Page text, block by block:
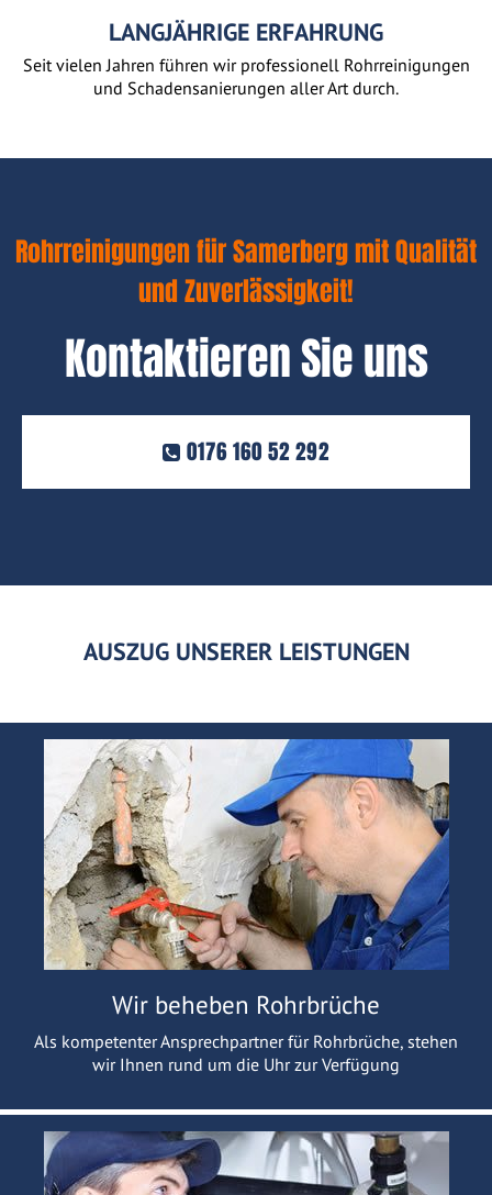
LANGJÄHRIGE ERFAHRUNG
Seit vielen Jahren führen wir professionell Rohrreinigungen
und Schadensanierungen aller Art durch.
Rohrreinigungen für Samerberg mit Qualität
und Zuverlässigkeit!
Kontaktieren Sie uns
0176 160 52 292
AUSZUG UNSERER LEISTUNGEN
Wir beheben Rohrbrüche
Als kompetenter Ansprechpartner für Rohrbrüche, stehen
wir Ihnen rund um die Uhr zur Verfügung